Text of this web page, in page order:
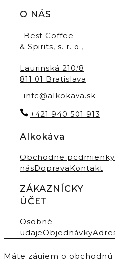
O NÁS
Best Coffee
& Spirits, s. r. o.,
Laurinská 210/8
811 01 Bratislava
info@alkokava.sk
+421 940 501 913
Alkokáva
Obchodné podmienky
násDopravaKontakt
ZÁKAZNÍCKY
ÚČET
Osobné
udajeObjednávky
Máte záujem o obchodnú